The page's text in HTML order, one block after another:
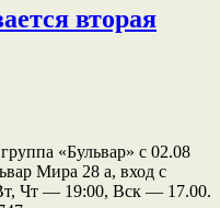
вторая
«Бульвар» с 02.08
Мира 28 а, вход с
Чт — 19:00, Вск — 17.00.